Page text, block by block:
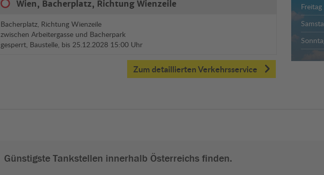
Wien, Bacherplatz, Richtung Wienzeile
Bacherplatz, Richtung Wienzeile
zwischen Arbeitergasse und Bacherpark
gesperrt, Baustelle, bis 25.12.2028 15:00 Uhr
Zum detaillierten Verkehrsservice
Freitag